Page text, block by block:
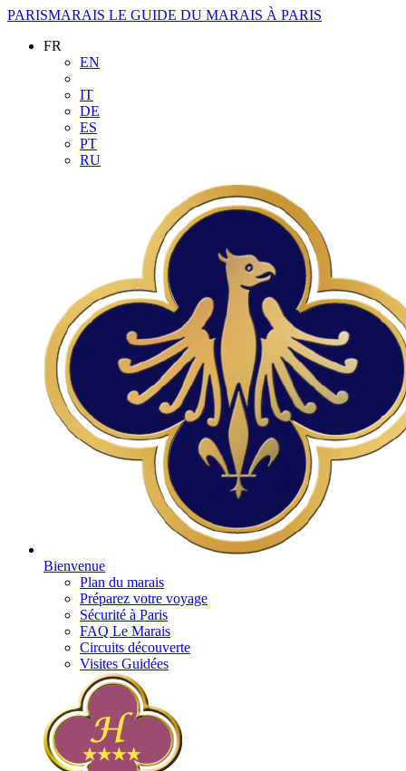
PARISMARAIS LE GUIDE DU MARAIS À PARIS
FR
EN
IT
DE
ES
PT
RU
Bienvenue
Plan du marais
Préparez votre voyage
Sécurité à Paris
FAQ Le Marais
Circuits découverte
Visites Guidées